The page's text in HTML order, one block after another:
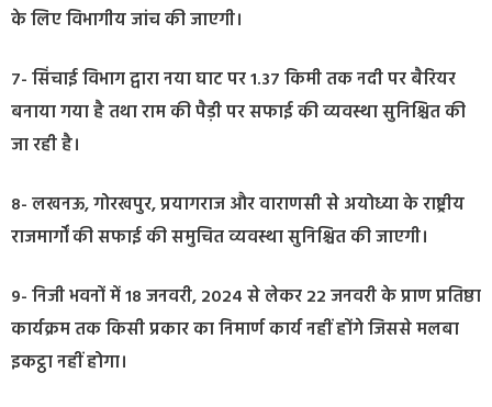
के लिए विभागीय जांच की जाएगी।
7- सिंचाई विभाग द्वारा नया घाट पर 1.37 किमी तक नदी पर बैरियर
बनाया गया है तथा राम की पैड़ी पर सफाई की व्यवस्था सुनिश्चित की
जा रही है।
8- लखनऊ, गोरखपुर, प्रयागराज और वाराणसी से अयोध्या के राष्ट्रीय
राजमार्गों की सफाई की समुचित व्यवस्था सुनिश्चित की जाएगी।
9- निजी भवनों में 18 जनवरी, 2024 से लेकर 22 जनवरी के प्राण प्रतिष्ठा
कार्यक्रम तक किसी प्रकार का निमार्ण कार्य नहीं होंगे जिससे मलबा
इकट्ठा नहीं होगा।